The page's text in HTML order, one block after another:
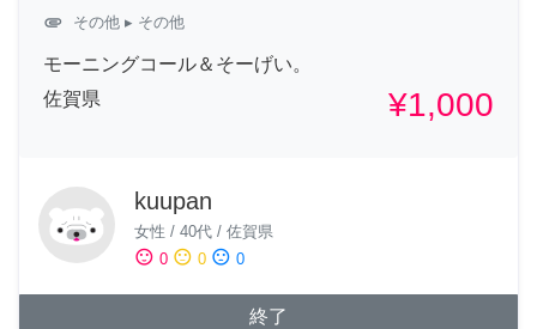
attachment その他 ▸ その他
モーニングコール＆そーげい。
佐賀県
¥1,000
kuupan
女性 / 40代 / 佐賀県
sentiment_satisfied 0 sentiment_neutral 0 sentiment_dissatisfied 0
終了